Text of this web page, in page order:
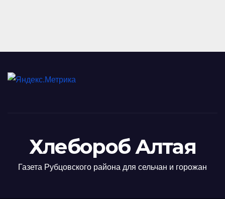
Хлебороб Алтая
Газета Рубцовского района для сельчан и горожан